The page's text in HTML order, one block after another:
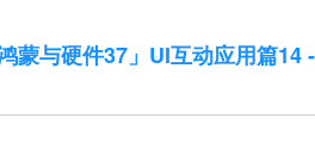
蒙与硬件37」UI互动应用篇14